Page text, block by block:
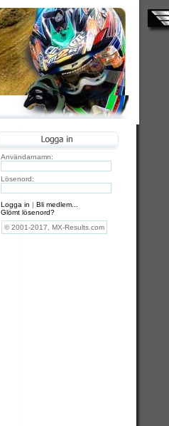
Användarnamn:
Lösenord:
Logga in | Bli medlem...
Glömt lösenord?
© 2001-2017, MX-Results.com